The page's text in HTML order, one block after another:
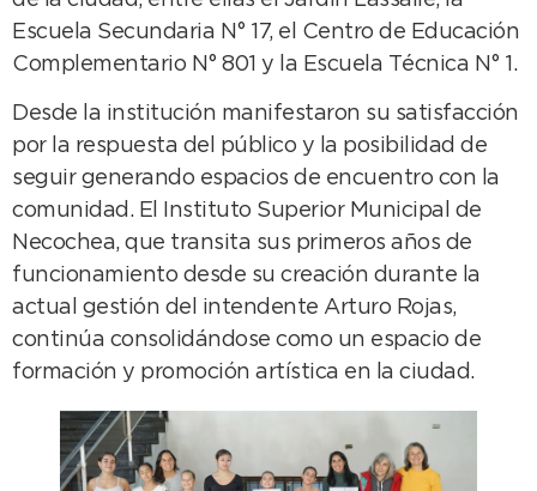
Escuela Secundaria N° 17, el Centro de Educación
Complementario N° 801 y la Escuela Técnica N° 1.
Desde la institución manifestaron su satisfacción
por la respuesta del público y la posibilidad de
seguir generando espacios de encuentro con la
comunidad. El Instituto Superior Municipal de
Necochea, que transita sus primeros años de
funcionamiento desde su creación durante la
actual gestión del intendente Arturo Rojas,
continúa consolidándose como un espacio de
formación y promoción artística en la ciudad.